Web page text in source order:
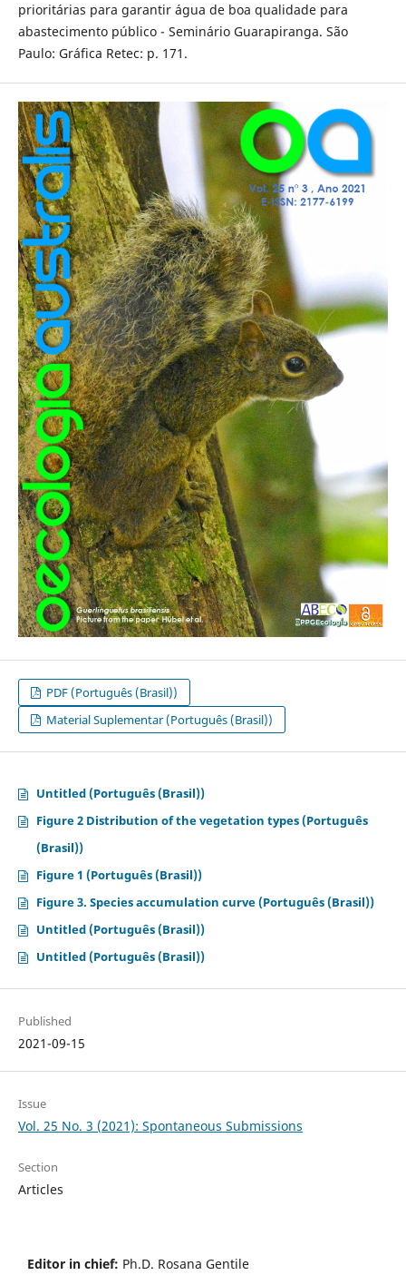
prioritárias para garantir água de boa qualidade para
abastecimento público - Seminário Guarapiranga. São
Paulo: Gráfica Retec: p. 171.
PDF (Português (Brasil))
Material Suplementar (Português (Brasil))
Untitled (Português (Brasil))
Figure 2 Distribution of the vegetation types (Português
(Brasil))
Figure 1 (Português (Brasil))
Figure 3. Species accumulation curve (Português (Brasil))
Untitled (Português (Brasil))
Untitled (Português (Brasil))
Published
2021-09-15
Issue
Vol. 25 No. 3 (2021): Spontaneous Submissions
Section
Articles
Editor in chief: Ph.D. Rosana Gentile